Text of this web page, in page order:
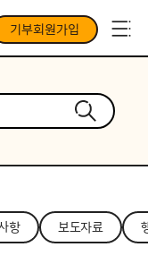
기부회원가입
항 보도자료